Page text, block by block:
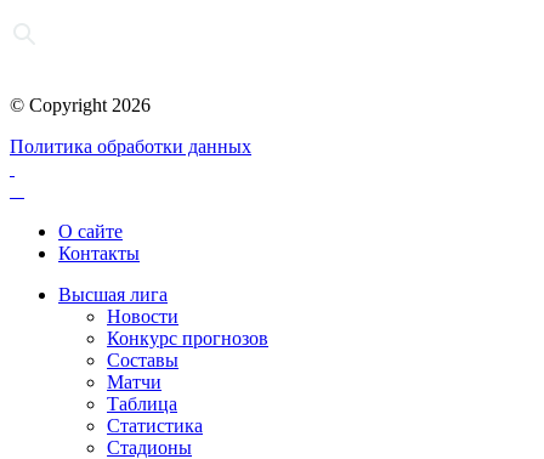
© Copyright 2026
Политика обработки данных
О сайте
Контакты
Высшая лига
Новости
Конкурс прогнозов
Составы
Матчи
Таблица
Статистика
Стадионы